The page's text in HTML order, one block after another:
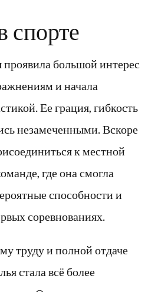
спорте
большой интерес
и начала
Ее грация, гибкость
незамеченными. Вскоре
к местной
где она смогла
способности и
соревнованиях.
труду и полной отдаче
стала всё более